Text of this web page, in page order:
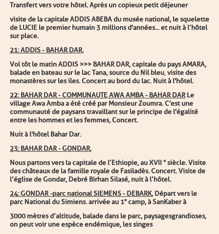
Transfert vers votre hôtel. Après un copieux petit déjeuner
visite de la capitale ADDIS ABEBA du musée national, le squelette
de LUCIE le premier humain 3 millions d'années... et nuit à l’hôtel
sur place.
21: ADDIS - BAHAR DAR,
Vol tôt le matin ADDIS >>> BAHAR DAR, capitale du pays AMARA,
balade en bateau sur le lac Tana, source du Nil bleu,visite des
monastères sur les iles. Concert au bord du lac. Nuit à l'hôtel.
22: BAHAR DAR - COMMUNAUTE AWA AMBA - BAHAR DARLe
village Awa Amba a été créé par Monsieur Zoumra. C'est une
communauté de paysans travaillant sur le principe de l'égalité
entre les hommes et les femmes, Concert.
Nuit à l'hôtel Bahar Dar.
23: BAHAR DAR - GONDAR,
Nous partons vers la capitale de l’Ethiopie, au XVII ° siècle. Visite
des châteaux de la famille royale de Fasiladès. Concert. Visite de
l’église de Gondar, Debré Birhan Silasé, nuit à l’hôtel.
24: GONDAR -parc national SIEMENS - DEBARK, Départ vers le
parc National du Simiens. arrivée au 1° camp, à SanKaber à
3000 mètres d’altitude, balade dans le parc, paysagesgrandioses,
on peut voir une espèce endémique, les singes